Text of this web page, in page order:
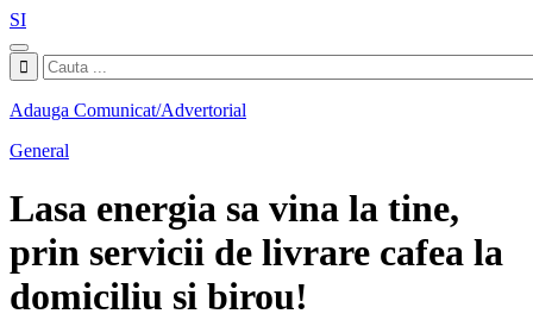
SI
Adauga Comunicat/Advertorial
General
Lasa energia sa vina la tine,
prin servicii de livrare cafea la
domiciliu si birou!